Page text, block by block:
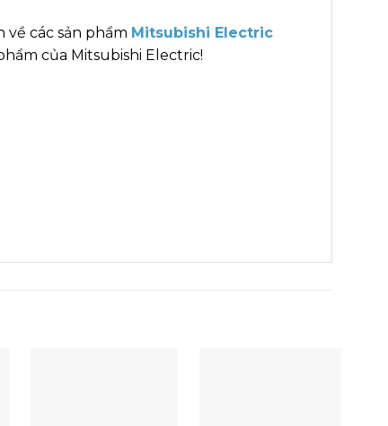
các sản phẩm Mitsubishi Electric
của Mitsubishi Electric!